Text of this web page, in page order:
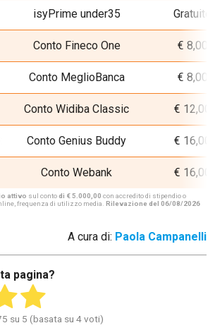
isyPrime under35 Gratuito
Conto Fineco One € 8,00
Conto MeglioBanca € 8,00
Conto Widiba Classic € 12,00
Conto Genius Buddy € 16,00
Conto Webank € 16,00
attivo sul contodi € 5.000,00 con accredito di stipendio o
frequenza di utilizzo media. Rilevazione del 06/08/2026
A cura di: Paola Campanelli
pagina?
su 5 (basata su 4 voti)